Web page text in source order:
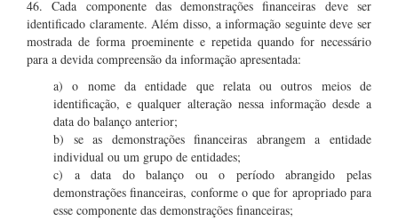
46. Cada componente das demonstrações financeiras deve ser
identificado claramente. Além disso, a informação seguinte deve ser
mostrada de forma proeminente e repetida quando for necessário
para a devida compreensão da informação apresentada:
a) o nome da entidade que relata ou outros meios de
identificação, e qualquer alteração nessa informação desde a
data do balanço anterior;
b) se as demonstrações financeiras abrangem a entidade
individual ou um grupo de entidades;
c) a data do balanço ou o período abrangido pelas
demonstrações financeiras, conforme o que for apropriado para
esse componente das demonstrações financeiras;